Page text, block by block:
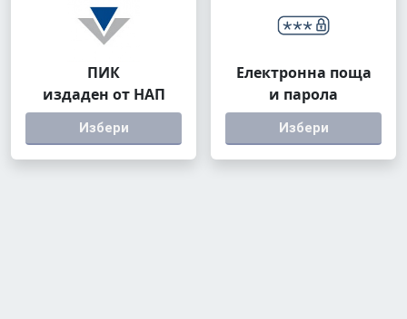
ПИК
издаден от НАП
Избери
Електронна поща
и парола
Избери